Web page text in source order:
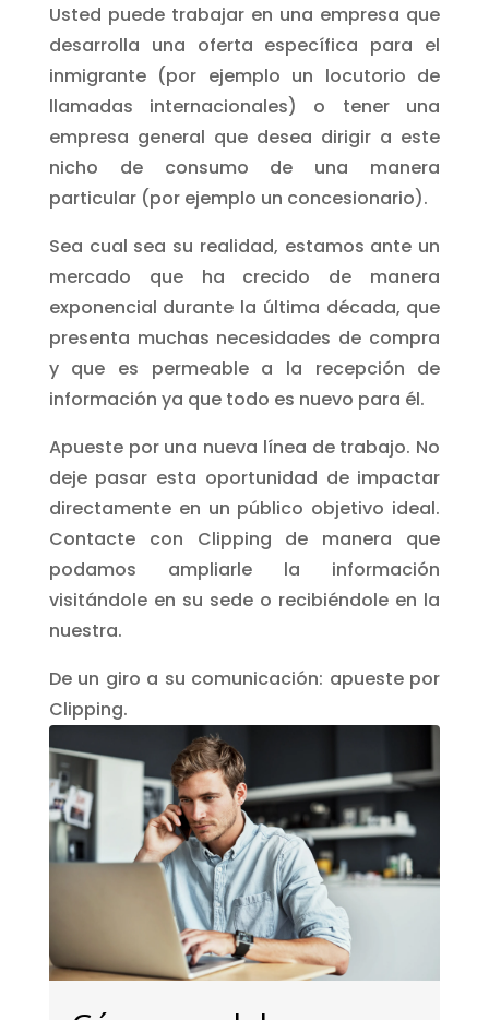
Usted puede trabajar en una empresa que
desarrolla una oferta específica para el
inmigrante (por ejemplo un locutorio de
llamadas internacionales) o tener una
empresa general que desea dirigir a este
nicho de consumo de una manera
particular (por ejemplo un concesionario).
Sea cual sea su realidad, estamos ante un
mercado que ha crecido de manera
exponencial durante la última década, que
presenta muchas necesidades de compra
y que es permeable a la recepción de
información ya que todo es nuevo para él.
Apueste por una nueva línea de trabajo. No
deje pasar esta oportunidad de impactar
directamente en un público objetivo ideal.
Contacte con Clipping de manera que
podamos ampliarle la información
visitándole en su sede o recibiéndole en la
nuestra.
De un giro a su comunicación: apueste por
Clipping.